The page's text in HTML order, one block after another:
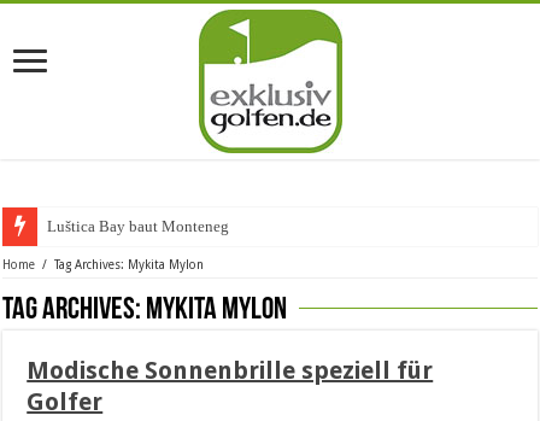
Luštica Bay baut Montenegros
Home / Tag Archives: Mykita Mylon
Tag Archives: Mykita Mylon
Modische Sonnenbrille speziell für
Golfer